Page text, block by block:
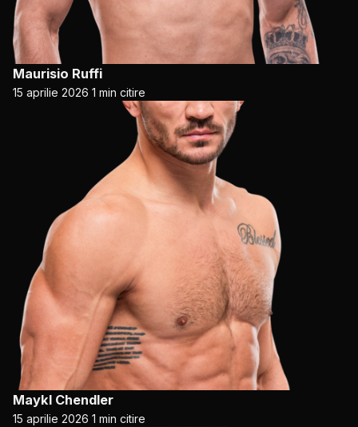
Maurisio Ruffi
15 aprilie 2026 1 min citire
Maykl Chendler
15 aprilie 2026 1 min citire